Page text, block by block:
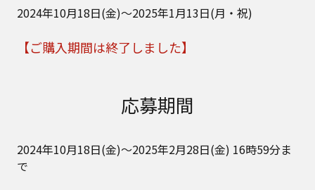
2024年10月18日(金)～2025年1月13日(月・祝)
【ご購入期間は終了しました】
応募期間
2024年10月18日(金)～2025年2月28日(金) 16時59分ま
で